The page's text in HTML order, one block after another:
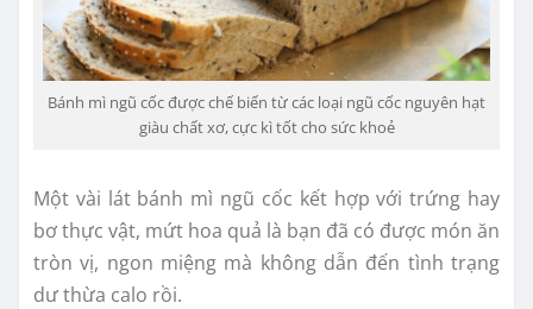
Bánh mì ngũ cốc được chế biến từ các loại ngũ cốc nguyên hạt
giàu chất xơ, cực kì tốt cho sức khoẻ
Một vài lát bánh mì ngũ cốc kết hợp với trứng hay
bơ thực vật, mứt hoa quả là bạn đã có được món ăn
tròn vị, ngon miệng mà không dẫn đến tình trạng
dư thừa calo rồi.